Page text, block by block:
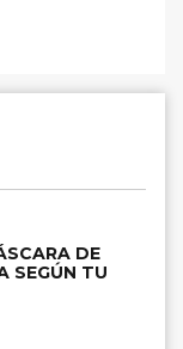
DE
SEGÚN TU